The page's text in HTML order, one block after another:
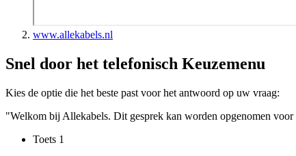
www.allekabels.nl
Snel door het telefonisch Keuzemenu
Kies de optie die het beste past voor het antwoord op uw vraag:
"Welkom bij Allekabels. Dit gesprek kan worden opgenomen
Toets 1